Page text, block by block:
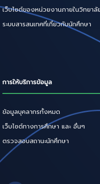
เว็บไซต์ของหน่วยงานภายในวิทยาลั
ระบบสารสนเทศที่เกี่ยวกับนักศึกษา
การให้บริการข้อมูล
ข้อมูลบุคลากรทั้งหมด
เว็บไซต์ทางการศึกษา และ อื่นๆ
ตรวจสอบสถานะนักศึกษา